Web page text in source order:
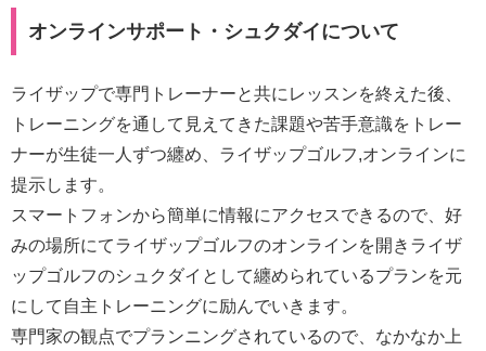
オンラインサポート・シュクダイについて
ライザップで専門トレーナーと共にレッスンを終えた後、
トレーニングを通して見えてきた課題や苦手意識をトレー
ナーが生徒一人ずつ纏め、ライザップゴルフ,オンラインに
提示します。
スマートフォンから簡単に情報にアクセスできるので、好
みの場所にてライザップゴルフのオンラインを開きライザ
ップゴルフのシュクダイとして纏められているプランを元
にして自主トレーニングに励んでいきます。
専門家の観点でプランニングされているので、なかなか上